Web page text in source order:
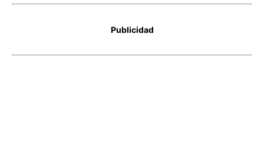
Publicidad